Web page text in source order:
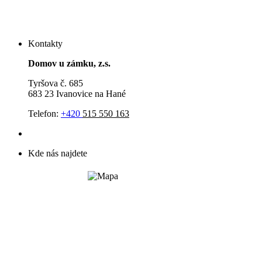
Kontakty
Domov u zámku, z.s.
Tyršova č. 685
683 23 Ivanovice na Hané
Telefon: +420 515 550 163
Kde nás najdete